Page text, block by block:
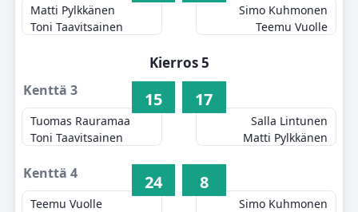
Matti Pylkkänen
Toni Taavitsainen
Simo Kuhmonen
Teemu Vuolle
Kierros 5
Kenttä 3
Tuomas Rauramaa
Toni Taavitsainen
15 17
Salla Lintunen
Matti Pylkkänen
Kenttä 4
Teemu Vuolle
24 8
Simo Kuhmonen